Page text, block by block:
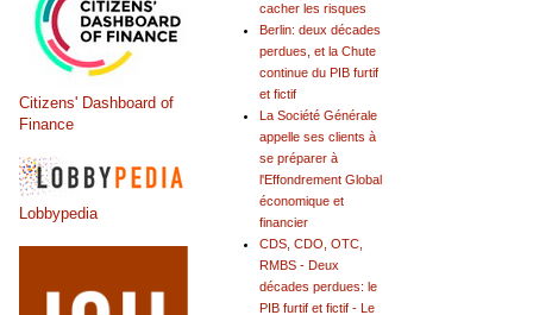
cacher les risques
Berlin: deux décades
perdues, et la Chute
continue du PIB furtif
et fictif
La Société Générale
appelle ses clients à
se préparer à
l'Effondrement Global
économique et
financier
CDS, CDO, OTC,
RMBS - Deux
décades perdues: le
PIB furtif et fictif - Le
Citizens' Dashboard of
Finance
Lobbypedia